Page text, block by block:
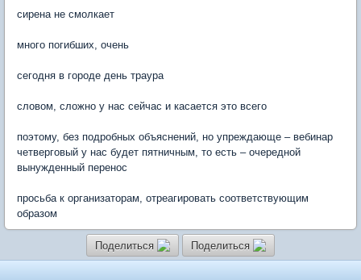
сирена не смолкает
много погибших, очень
сегодня в городе день траура
словом, сложно у нас сейчас и касается это всего
поэтому, без подробных объяснений, но упреждающе – вебинар
четверговый у нас будет пятничным, то есть – очередной
вынужденный перенос
просьба к организаторам, отреагировать соответствующим
образом
Поделиться Поделиться